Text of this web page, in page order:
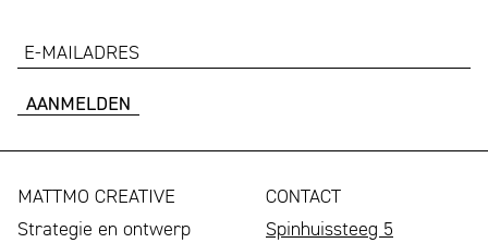
e-
MATTMO CREATIVE
Strategie en ontwerp
CONTACT
Spinhuissteeg 5